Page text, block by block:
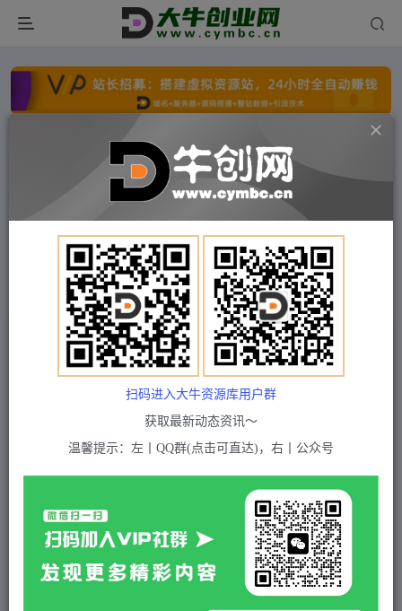
点击开通分站+ 每日收入300+
文字广告火爆招租 文字广告火爆招租
文字广告火爆招租
文字广告火爆招租 文字广告火爆招租
付费项目 福缘网 正文
短视频硬核变现，0粉丝不直播，轻松日入1000
＋，小白也可无脑操作
5 积分
黄金会员 免费 超级会员(永久VIP) 免费
付费资源
扫码进入大牛资源库用户群
获取最新动态资讯～
温馨提示：左丨QQ群(点击可直达)，右丨公众号